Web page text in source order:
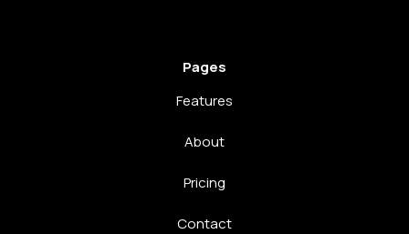
Pages
Features
About
Pricing
Contact